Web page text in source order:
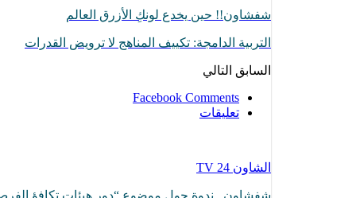
شفشاون!! حين يخدع لونكِ الأزرق العالم
التربية الدامجة: تكييف المناهج لا ترويض القدرات
السابق التالي
Facebook Comments
تعليقات
الشاون 24 TV
شفشاون.. ندوة حول موضوع “دور هيئات تكافؤ